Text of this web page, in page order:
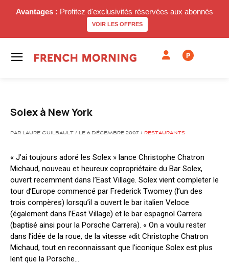
Avantages : Profitez d'exclusivités réservées aux abonnés
VOIR LES OFFRES
P
Solex à New York
PAR LAURE GUILBAULT / LE 6 DÉCEMBRE 2007 / RESTAURANTS
« J’ai toujours adoré les Solex » lance Christophe Chatron
Michaud, nouveau et heureux copropriétaire du Bar Solex,
ouvert recemment dans l’East Village. Solex vient completer le
tour d’Europe commencé par Frederick Twomey (l’un des
trois compères) lorsqu’il a ouvert le bar italien Veloce
(également dans l’East Village) et le bar espagnol Carrera
(baptisé ainsi pour la Porsche Carrera). « On a voulu rester
dans l’idée de la roue, de la vitesse »dit Christophe Chatron
Michaud, tout en reconnaissant que l’iconique Solex est plus
lent que la Porsche…